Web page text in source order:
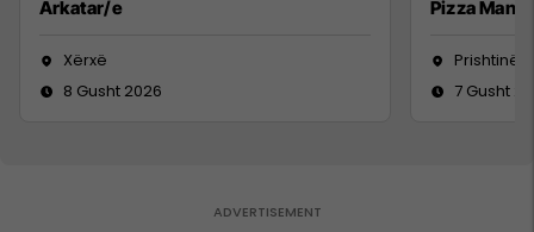
Arkatar/e
Xërxë
8 Gusht 2026
Pizza Man
Prishtinë
7 Gusht